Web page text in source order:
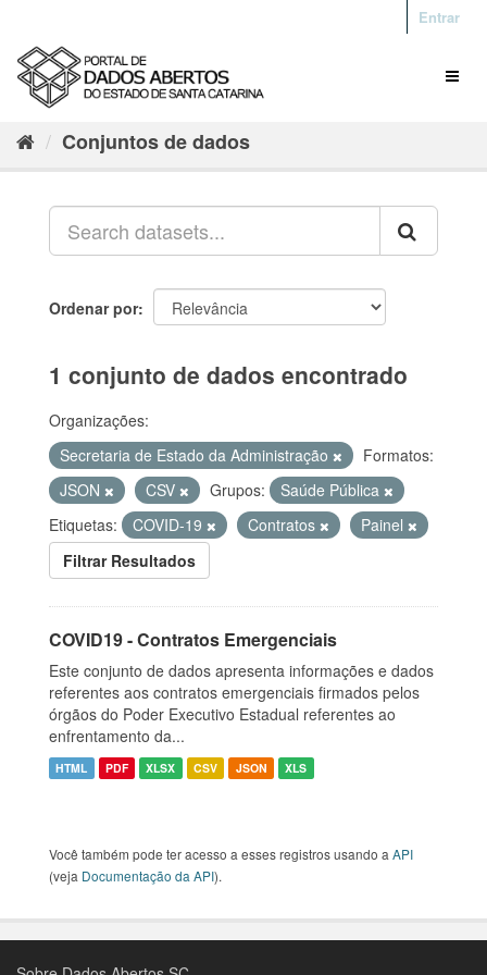
Entrar
Conjuntos de dados
Ordenar por
1 conjunto de dados encontrado
Organizações:
Secretaria de Estado da Administração
Formatos:
JSON
CSV Grupos:
Saúde Pública
Etiquetas:
COVID-19 Contratos
Painel
Filtrar Resultados
COVID19 - Contratos Emergenciais
Este conjunto de dados apresenta informações e dados
referentes aos contratos emergenciais firmados pelos
órgãos do Poder Executivo Estadual referentes ao
enfrentamento da...
HTML PDF XLSX CSV JSON XLS
Você também pode ter acesso a esses registros usando a API
(veja Documentação da API).